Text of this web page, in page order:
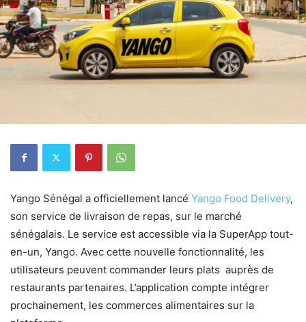
Yango Sénégal a officiellement lancé Yango Food Delivery,
son service de livraison de repas, sur le marché
sénégalais. Le service est accessible via la SuperApp tout-
en-un, Yango. Avec cette nouvelle fonctionnalité, les
utilisateurs peuvent commander leurs plats auprès de
restaurants partenaires. L’application compte intégrer
prochainement, les commerces alimentaires sur la